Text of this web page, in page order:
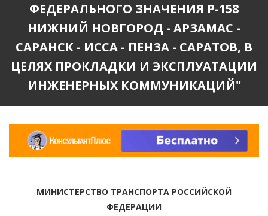
ФЕДЕРАЛЬНОГО ЗНАЧЕНИЯ Р-158
НИЖНИЙ НОВГОРОД - АРЗАМАС -
САРАНСК - ИССА - ПЕНЗА - САРАТОВ, В
ЦЕЛЯХ ПРОКЛАДКИ И ЭКСПЛУАТАЦИИ
ИНЖЕНЕРНЫХ КОММУНИКАЦИЙ"
МИНИСТЕРСТВО ТРАНСПОРТА РОССИЙСКОЙ
ФЕДЕРАЦИИ